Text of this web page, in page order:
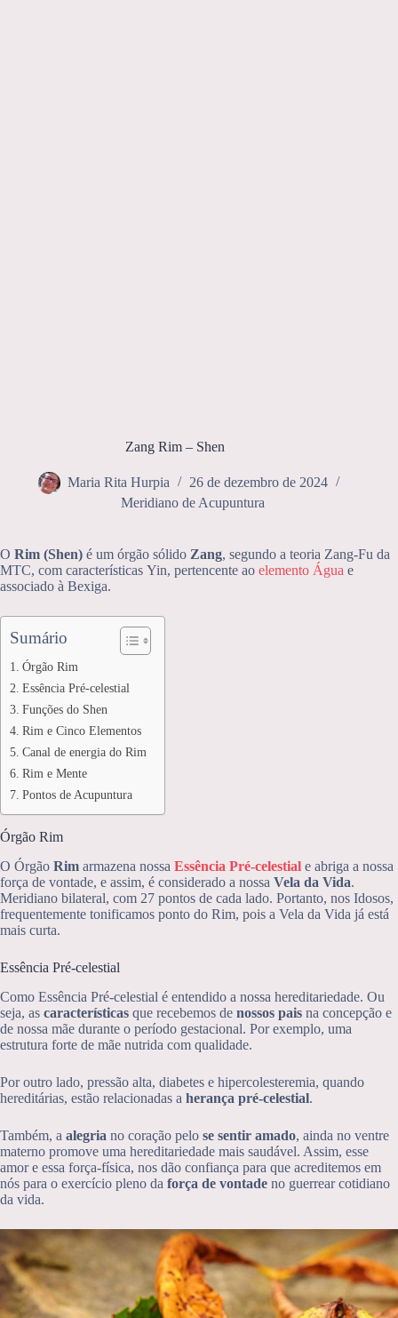
Zang Rim – Shen
Maria Rita Hurpia
26 de dezembro de 2024
Meridiano de Acupuntura
O Rim (Shen) é um órgão sólido Zang, segundo a teoria Zang-Fu da
MTC, com características Yin, pertencente ao elemento Água e
associado à Bexiga.
Sumário
Órgão Rim
Essência Pré-celestial
Funções do Shen
Rim e Cinco Elementos
Canal de energia do Rim
Rim e Mente
Pontos de Acupuntura
Órgão Rim
O Órgão Rim armazena nossa Essência Pré-celestial e abriga a nossa
força de vontade, e assim, é considerado a nossa Vela da Vida.
Meridiano bilateral, com 27 pontos de cada lado. Portanto, nos Idosos,
frequentemente tonificamos ponto do Rim, pois a Vela da Vida já está
mais curta.
Essência Pré-celestial
Como Essência Pré-celestial é entendido a nossa hereditariedade. Ou
seja, as características que recebemos de nossos pais na concepção e
de nossa mãe durante o período gestacional. Por exemplo, uma
estrutura forte de mãe nutrida com qualidade.
Por outro lado, pressão alta, diabetes e hipercolesteremia, quando
hereditárias, estão relacionadas a herança pré-celestial.
Também, a alegria no coração pelo se sentir amado, ainda no ventre
materno promove uma hereditariedade mais saudável. Assim, esse
amor e essa força-física, nos dão confiança para que acreditemos em
nós para o exercício pleno da força de vontade no guerrear cotidiano
da vida.